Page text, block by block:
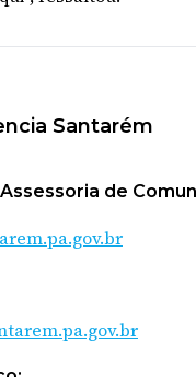
Santarém
de